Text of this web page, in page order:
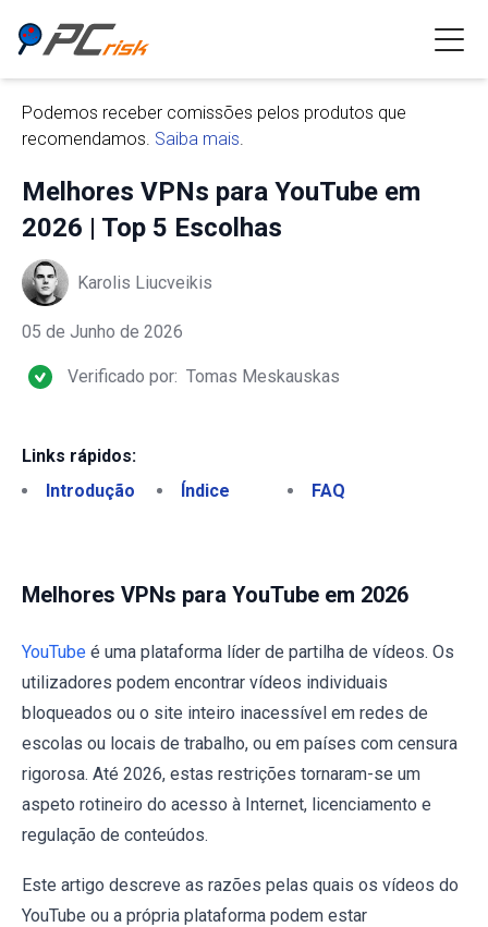
Podemos receber comissões pelos produtos que
recomendamos. Saiba mais.
Melhores VPNs para YouTube em
2026 | Top 5 Escolhas
Karolis Liucveikis
05 de Junho de 2026
Verificado por: Tomas Meskauskas
Links rápidos:
Introdução
Índice FAQ
Melhores VPNs para YouTube em 2026
YouTube é uma plataforma líder de partilha de vídeos. Os
utilizadores podem encontrar vídeos individuais
bloqueados ou o site inteiro inacessível em redes de
escolas ou locais de trabalho, ou em países com censura
rigorosa. Até 2026, estas restrições tornaram-se um
aspeto rotineiro do acesso à Internet, licenciamento e
regulação de conteúdos.
Este artigo descreve as razões pelas quais os vídeos do
YouTube ou a própria plataforma podem estar